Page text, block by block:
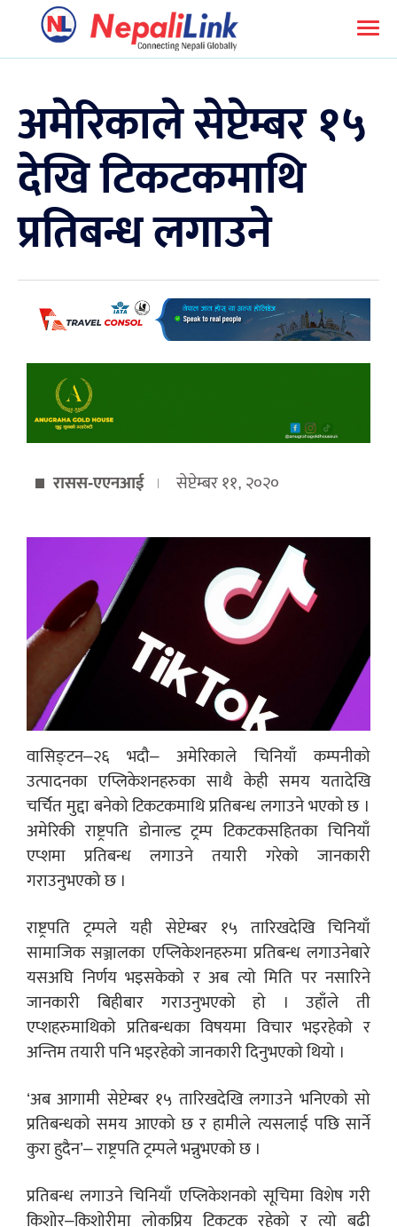
अमेरिकाले सेप्टेम्बर १५
देखि टिकटकमाथि
प्रतिबन्ध लगाउने
रासस-एएनआई सेप्टेम्बर ११, २०२०
वासिङ्टन–२६ भदौ– अमेरिकाले चिनियाँ कम्पनीको
उत्पादनका एप्लिकेशनहरुका साथै केही समय यतादेखि
चर्चित मुद्दा बनेको टिकटकमाथि प्रतिबन्ध लगाउने भएको छ ।
अमेरिकी राष्ट्रपति डोनाल्ड ट्रम्प टिकटकसहितका चिनियाँ
एप्शमा प्रतिबन्ध लगाउने तयारी गरेको जानकारी
गराउनुभएको छ ।
राष्ट्रपति ट्रम्पले यही सेप्टेम्बर १५ तारिखदेखि चिनियाँ
सामाजिक सञ्जालका एप्लिकेशनहरुमा प्रतिबन्ध लगाउनेबारे
यसअघि निर्णय भइसकेको र अब त्यो मिति पर नसारिने
जानकारी बिहीबार गराउनुभएको हो । उहाँले ती
एप्शहरुमाथिको प्रतिबन्धका विषयमा विचार भइरहेको र
अन्तिम तयारी पनि भइरहेको जानकारी दिनुभएको थियो ।
‘अब आगामी सेप्टेम्बर १५ तारिखदेखि लगाउने भनिएको सो
प्रतिबन्धको समय आएको छ र हामीले त्यसलाई पछि सार्ने
कुरा हुदैन’– राष्ट्रपति ट्रम्पले भन्नुभएको छ ।
प्रतिबन्ध लगाउने चिनियाँ एप्लिकेशनको सूचिमा विशेष गरी
किशोर–किशोरीमा लोकप्रिय टिकटक रहेको र त्यो बढी